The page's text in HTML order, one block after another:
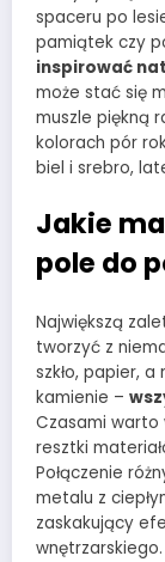
spaceru po
pamiątek czy
inspirować
może stać się
muszle piękną
kolorach pór
biel i srebro,
Jakie
pole do
Największą
tworzyć z
szkło, papier,
kamienie –
Czasami warto
resztki
Połączenie
metalu z
zaskakujący
wnętrzarskiego.